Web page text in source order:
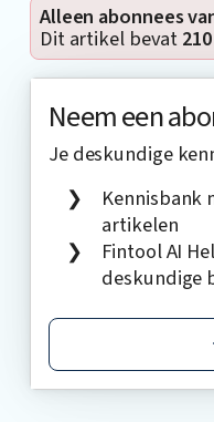
Alleen abonnees
Dit artikel bevat
Neem een
Je deskundige
Kennisbank
artikelen
Fintool AI
deskundige